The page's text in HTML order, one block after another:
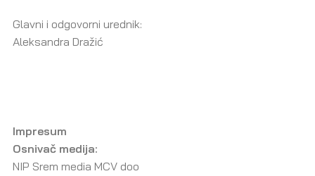
Glavni i odgovorni urednik:
Aleksandra Dražić
Impresum
Osnivač medija:
NIP Srem media MCV doo